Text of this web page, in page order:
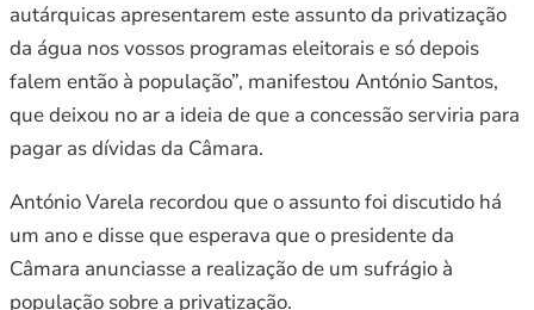
autárquicas apresentarem este assunto da privatização
da água nos vossos programas eleitorais e só depois
falem então à população”, manifestou António Santos,
que deixou no ar a ideia de que a concessão serviria para
pagar as dívidas da Câmara.
António Varela recordou que o assunto foi discutido há
um ano e disse que esperava que o presidente da
Câmara anunciasse a realização de um sufrágio à
população sobre a privatização.